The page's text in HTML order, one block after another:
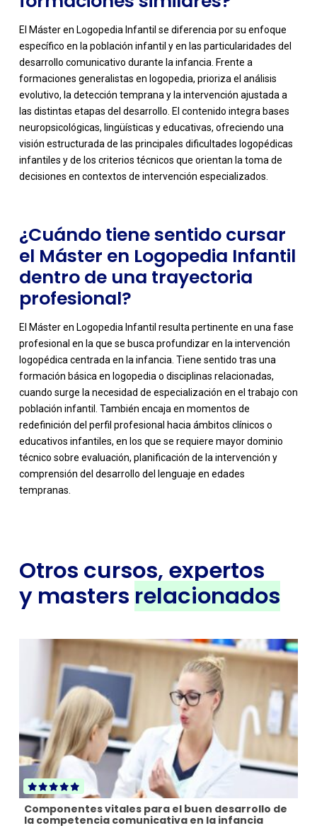
El Máster en Logopedia Infantil se diferencia por su enfoque
específico en la población infantil y en las particularidades del
desarrollo comunicativo durante la infancia. Frente a
formaciones generalistas en logopedia, prioriza el análisis
evolutivo, la detección temprana y la intervención ajustada a
las distintas etapas del desarrollo. El contenido integra bases
neuropsicológicas, lingüísticas y educativas, ofreciendo una
visión estructurada de las principales dificultades logopédicas
infantiles y de los criterios técnicos que orientan la toma de
decisiones en contextos de intervención especializados.
-
¿Cuándo tiene sentido cursar
el Máster en Logopedia Infantil
dentro de una trayectoria
profesional?
El Máster en Logopedia Infantil resulta pertinente en una fase
profesional en la que se busca profundizar en la intervención
logopédica centrada en la infancia. Tiene sentido tras una
formación básica en logopedia o disciplinas relacionadas,
cuando surge la necesidad de especialización en el trabajo con
población infantil. También encaja en momentos de
redefinición del perfil profesional hacia ámbitos clínicos o
educativos infantiles, en los que se requiere mayor dominio
técnico sobre evaluación, planificación de la intervención y
comprensión del desarrollo del lenguaje en edades
tempranas.
Otros cursos, expertos
y masters relacionados
Componentes vitales para el buen desarrollo de
la competencia comunicativa en la infancia